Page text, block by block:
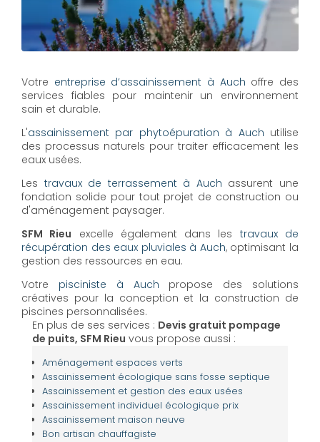
Votre entreprise d’assainissement à Auch offre des
services fiables pour maintenir un environnement
sain et durable.
L'assainissement par phytoépuration à Auch utilise
des processus naturels pour traiter efficacement les
eaux usées.
Les travaux de terrassement à Auch assurent une
fondation solide pour tout projet de construction ou
d'aménagement paysager.
SFM Rieu excelle également dans les travaux de
récupération des eaux pluviales à Auch, optimisant la
gestion des ressources en eau.
Votre pisciniste à Auch propose des solutions
créatives pour la conception et la construction de
piscines personnalisées.
En plus de ses services : Devis gratuit pompage
de puits, SFM Rieu vous propose aussi :
Aménagement espaces verts
Assainissement écologique sans fosse septique
Assainissement et gestion des eaux usées
Assainissement individuel écologique prix
Assainissement maison neuve
Bon artisan chauffagiste